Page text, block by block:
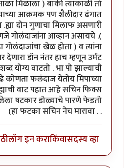
मिळाला ) बाकी त्याकाळी तो
आक्रमक पण शैलीदार ढंगात
दोन गुणाचा मिलाफ असणारी
गोलंदाजांना आव्हान असायचे .(
गोलंदाजांचा खेळ होता ) व त्यांना
डॉन नंतर हाच म्हणून उर्मट
योग्य वाटतो . भा पो झाल्याची
फलंदाज येतोय मिपाच्या
वाट पहात आहे सचिन फिक्स
षटकार डोळ्याचे पारणे फेडतो
(हा फटका सचिन नेच मारावा . .
लॉग इन कराकिंवासदस्य व्हा